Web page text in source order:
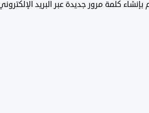
كلمة مرور جديدة عبر البريد